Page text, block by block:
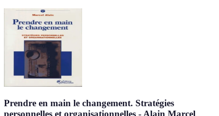
Prendre en main le changement. Stratégies
personnelles et organisationnelles - Alain Marcel